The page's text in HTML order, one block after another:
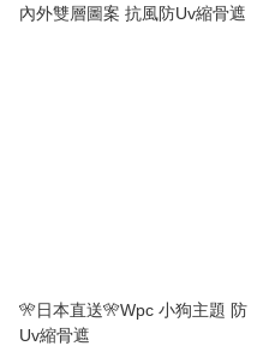
內外雙層圖案 抗風防Uv縮骨遮
🎌日本直送🎌Wpc 小狗主題 防
Uv縮骨遮